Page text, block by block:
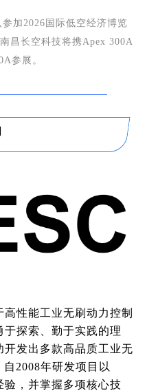
加2026国际低空经济博览
昌长空科技将携Apex 300A
参展。
高性能工业无刷动力控制
探索、勤于实践的理
发出多款高品质工业无
自 2008年研发项目以
，并掌握多项核心技